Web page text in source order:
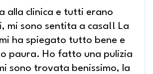
alla clinica e tutti erano
mi sono sentita a casa!! La
ha spiegato tutto bene e
paura. Ho fatto una pulizia
sono trovata benissimo, la